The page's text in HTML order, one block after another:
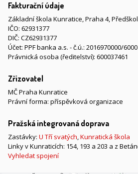
Fakturační údaje
Základní škola Kunratice, Praha 4,
IČO: 62931377
DIČ: CZ62931377
Účet: PPF banka a.s. - č.ú.: 2016970000/6000
Právnická osoba (ředitelství): 600037461
Zřizovatel
MČ Praha Kunratice
Právní forma: příspěvková organizace
Pražská integrovaná doprava
Zastávky: U Tří svatých,Kunratická škola
Linky v Kunraticích: 154, 193 a 203 a z
Vyhledat spojení